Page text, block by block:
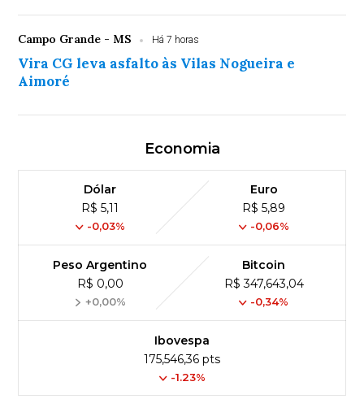
Campo Grande - MS Há 7 horas
Vira CG leva asfalto às Vilas Nogueira e
Aimoré
Economia
Dólar
R$ 5,11
-0,03%
Euro
R$ 5,89
-0,06%
Peso Argentino
R$ 0,00
+0,00%
Bitcoin
R$ 347,643,04
-0,34%
Ibovespa
175,546,36 pts
-1.23%